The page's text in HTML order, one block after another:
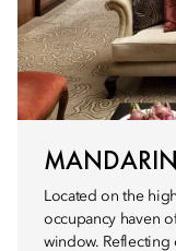
Located on the
occupancy haven
window. Reflecting